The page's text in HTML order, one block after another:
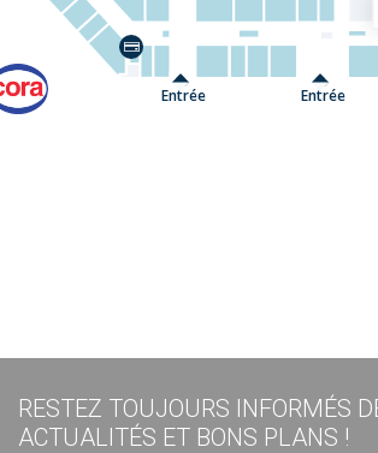
Entrée
Entrée
RESTEZ TOUJOURS INFORMÉS
ACTUALITÉS ET BONS PLANS !